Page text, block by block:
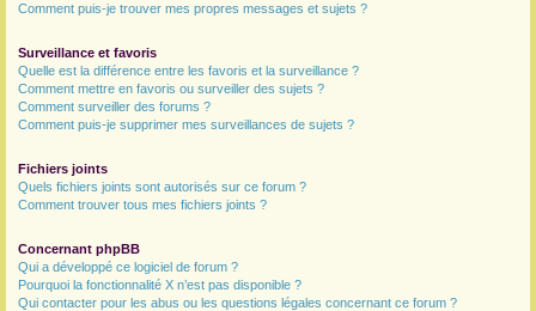
Comment puis-je trouver mes propres messages et sujets ?
Surveillance et favoris
Quelle est la différence entre les favoris et la surveillance ?
Comment mettre en favoris ou surveiller des sujets ?
Comment surveiller des forums ?
Comment puis-je supprimer mes surveillances de sujets ?
Fichiers joints
Quels fichiers joints sont autorisés sur ce forum ?
Comment trouver tous mes fichiers joints ?
Concernant phpBB
Qui a développé ce logiciel de forum ?
Pourquoi la fonctionnalité X n’est pas disponible ?
Qui contacter pour les abus ou les questions légales concernant ce forum ?